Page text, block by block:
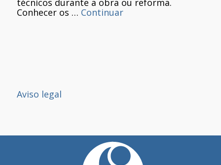
Conhecer os … Continuar
Aviso legal